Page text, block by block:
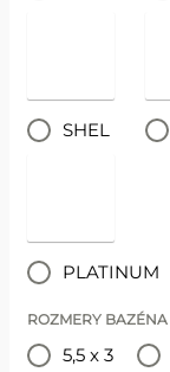
SHEL
PLATINUM
ROZMERY BAZÉNA
5,5 x 3